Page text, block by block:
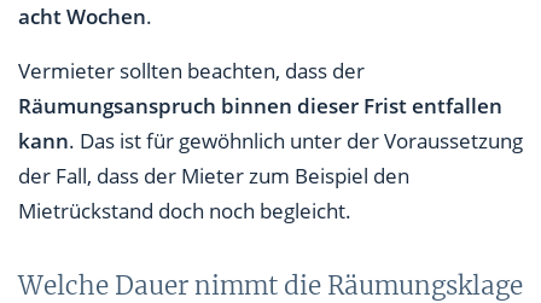
acht Wochen.
Vermieter sollten beachten, dass der
Räumungsanspruch binnen dieser Frist entfallen
kann. Das ist für gewöhnlich unter der Voraussetzung
der Fall, dass der Mieter zum Beispiel den
Mietrückstand doch noch begleicht.
Welche Dauer nimmt die Räumungsklage